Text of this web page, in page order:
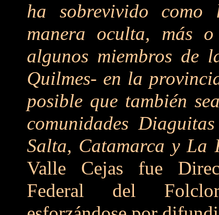
ha sobrevivido
manera oculta, más
algunos miembros de
Quilmes- en la
posible que también
comunidades
Salta, Catamarca y
Valle Cejas fue
Federal del